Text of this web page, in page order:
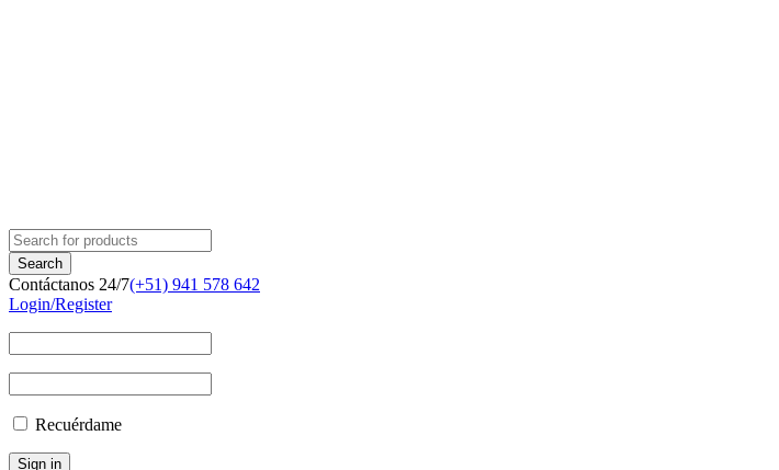
Contáctanos 24/7(+51) 941 578 642
Login/Register
Recuérdame